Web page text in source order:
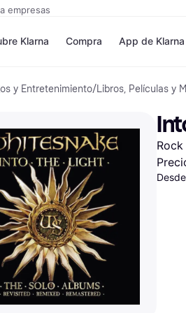
empresas
Klarna
Formas de pago
Paga ahora
Paga en 3 plazos
Paga en 30 días
Financiación
Klarna en Apple
Compra
Tiendas
Zalando
JD Sports
App de Klarna
y Entretenimiento/Libros, Películas y
Rock